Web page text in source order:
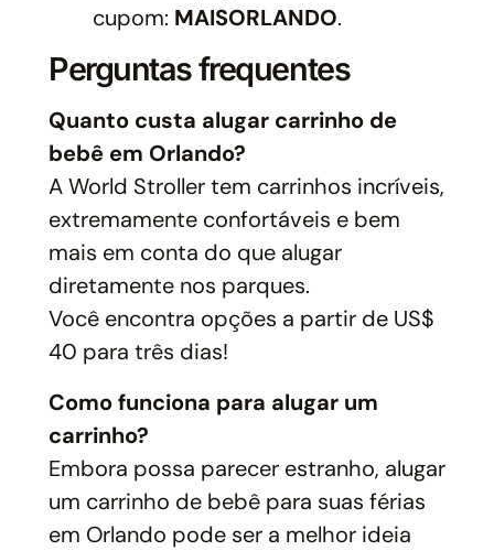
cupom: MAISORLANDO.
Perguntas frequentes
Quanto custa alugar carrinho de
bebê em Orlando?
A World Stroller tem carrinhos incríveis,
extremamente confortáveis e bem
mais em conta do que alugar
diretamente nos parques.
Você encontra opções a partir de US$
40 para três dias!
Como funciona para alugar um
carrinho?
Embora possa parecer estranho, alugar
um carrinho de bebê para suas férias
em Orlando pode ser a melhor ideia